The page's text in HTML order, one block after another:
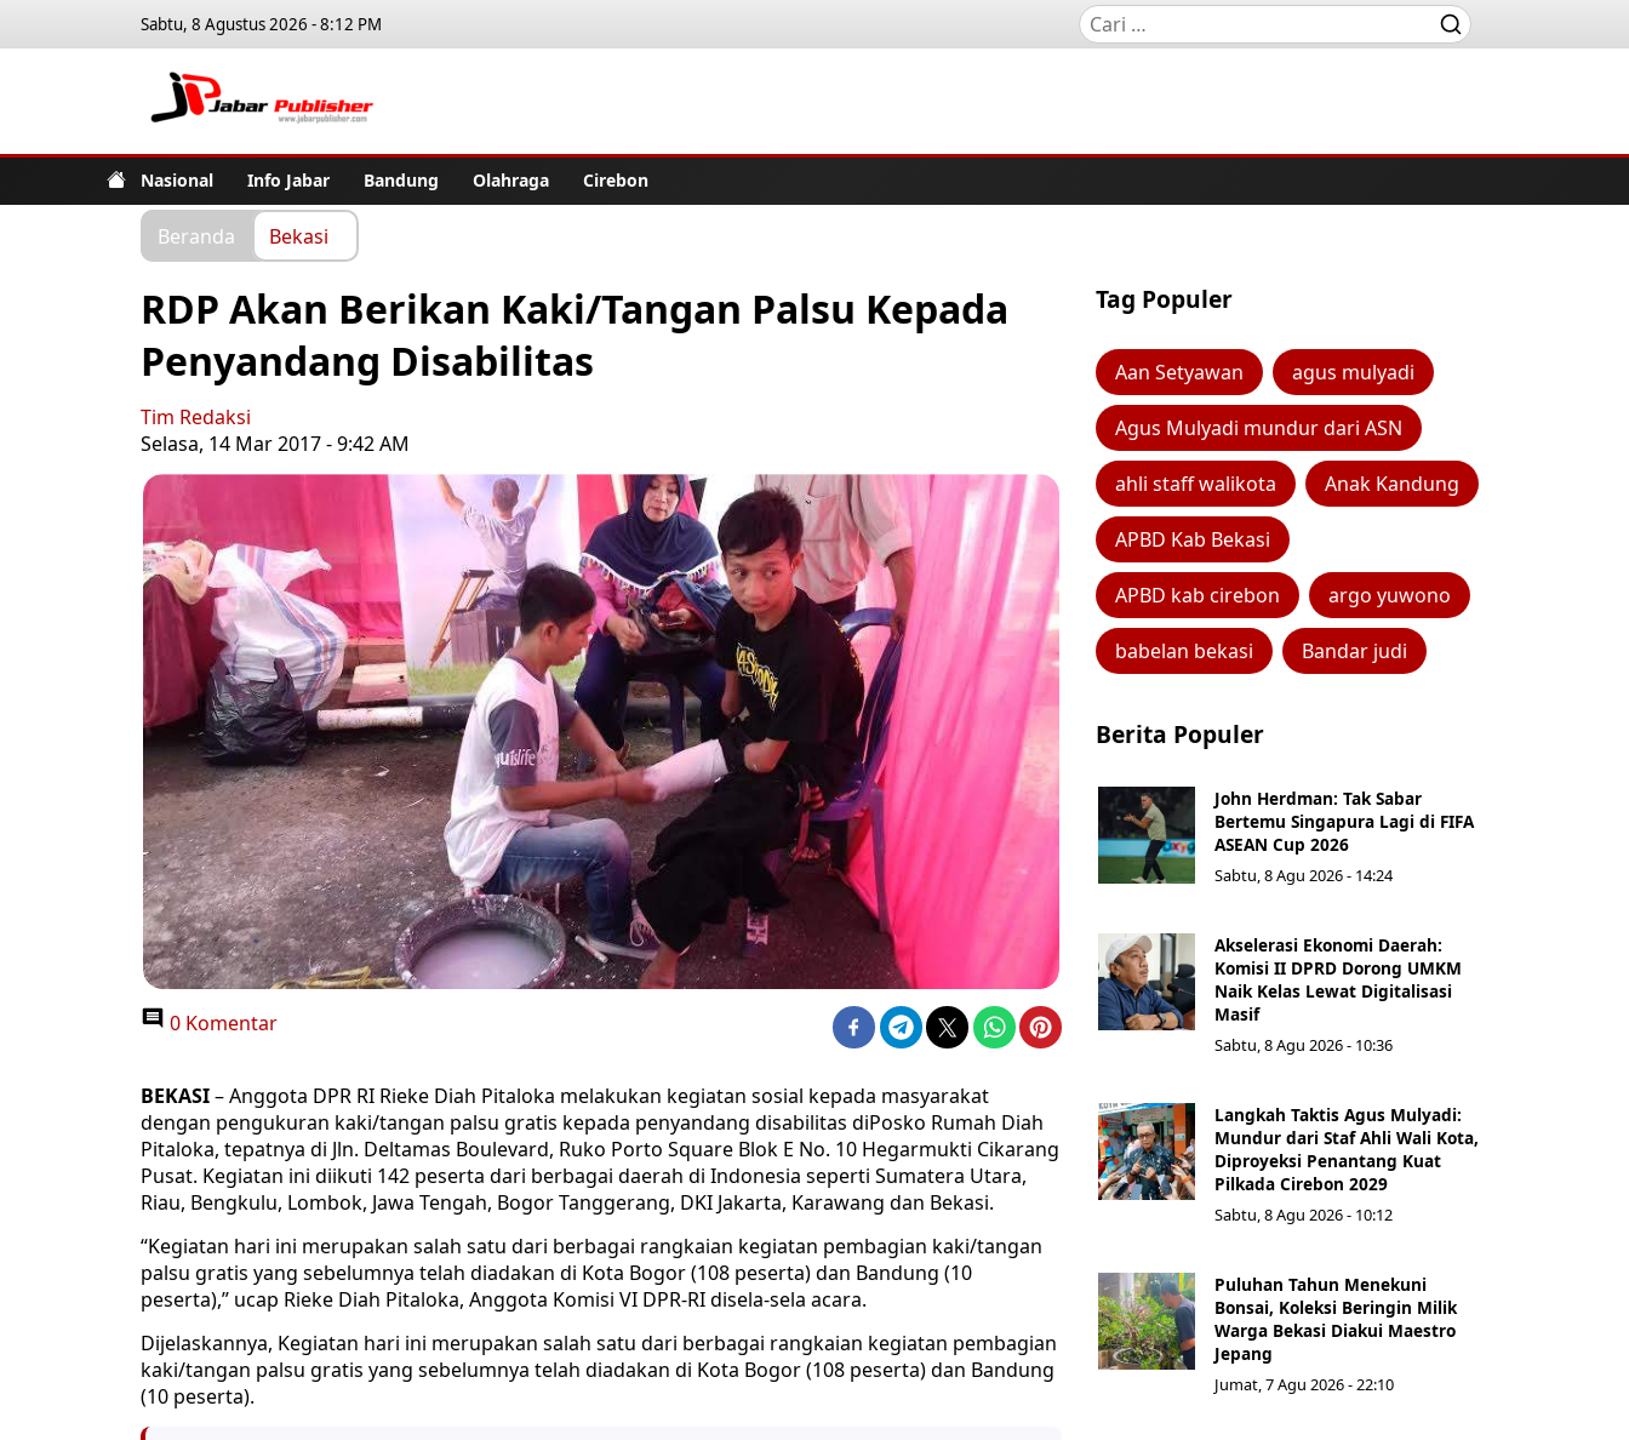
Sabtu, 8 Agustus 2026 - 8:12 PM
Nasional Info Jabar Bandung Olahraga Cirebon
Beranda Bekasi
RDP Akan Berikan Kaki/Tangan Palsu Kepada
Penyandang Disabilitas
Tim Redaksi
Selasa, 14 Mar 2017 - 9:42 AM
0 Komentar
BEKASI– Anggota DPR RI Rieke Diah Pitaloka melakukan kegiatan sosial kepada masyarakat
dengan pengukuran kaki/tangan palsu gratis kepada penyandang disabilitas diPosko Rumah Diah
Pitaloka, tepatnya di Jln. Deltamas Boulevard, Ruko Porto Square Blok E No. 10 Hegarmukti Cikarang
Pusat. Kegiatan ini diikuti 142 peserta dari berbagai daerah di Indonesia seperti Sumatera Utara,
Riau, Bengkulu, Lombok, Jawa Tengah, Bogor Tanggerang, DKI Jakarta, Karawang dan Bekasi.
“Kegiatan hari ini merupakan salah satu dari berbagai rangkaian kegiatan pembagian kaki/tangan
palsu gratis yang sebelumnya telah diadakan di Kota Bogor (108 peserta) dan Bandung (10
peserta),” ucap Rieke Diah Pitaloka, Anggota Komisi VI DPR-RI disela-sela acara.
Dijelaskannya, Kegiatan hari ini merupakan salah satu dari berbagai rangkaian kegiatan pembagian
kaki/tangan palsu gratis yang sebelumnya telah diadakan di Kota Bogor (108 peserta) dan Bandung
(10 peserta).
Tag Populer
Aan Setyawan agus mulyadi
Agus Mulyadi mundur dari ASN
ahli staff walikota Anak Kandung
APBD Kab Bekasi
APBD kab cirebon argo yuwono
babelan bekasi Bandar judi
Berita Populer
John Herdman: Tak Sabar
Bertemu Singapura Lagi di FIFA
ASEAN Cup 2026
Sabtu, 8 Agu 2026 - 14:24
Akselerasi Ekonomi Daerah:
Komisi II DPRD Dorong UMKM
Naik Kelas Lewat Digitalisasi
Masif
Sabtu, 8 Agu 2026 - 10:36
Langkah Taktis Agus Mulyadi:
Mundur dari Staf Ahli Wali Kota,
Diproyeksi Penantang Kuat
Pilkada Cirebon 2029
Sabtu, 8 Agu 2026 - 10:12
Puluhan Tahun Menekuni
Bonsai, Koleksi Beringin Milik
Warga Bekasi Diakui Maestro
Jepang
Jumat, 7 Agu 2026 - 22:10